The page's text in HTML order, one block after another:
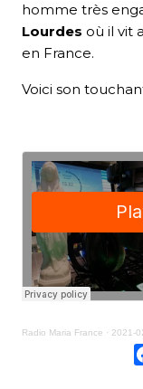
homme très
Lourdes où il vit
en France.
Voici son
Radio Maria France · 2021-